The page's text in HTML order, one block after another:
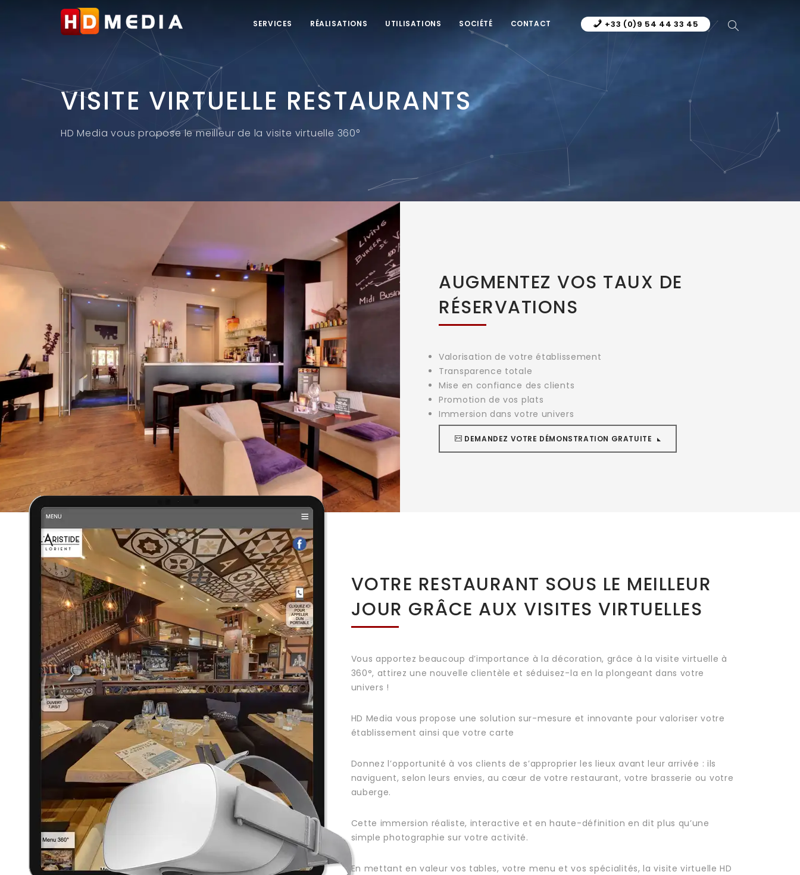
SERVICES RÉALISATIONS UTILISATIONS SOCIÉTÉ CONTACT +33 (0)9 54 44 33 45
VISITE VIRTUELLE RESTAURANTS
HD Media vous propose le meilleur de la visite virtuelle 360°
AUGMENTEZ VOS TAUX DE
RÉSERVATIONS
Valorisation de votre établissement
Transparence totale
Mise en confiance des clients
Promotion de vos plats
Immersion dans votre univers
DEMANDEZ VOTRE DÉMONSTRATION GRATUITE
VOTRE RESTAURANT SOUS LE MEILLEUR
JOUR GRÂCE AUX VISITES VIRTUELLES
Vous apportez beaucoup d’importance à la décoration, grâce à la visite virtuelle à
360°, attirez une nouvelle clientèle et séduisez-la en la plongeant dans votre
univers !
HD Media vous propose une solution sur-mesure et innovante pour valoriser votre
établissement ainsi que votre carte
Donnez l’opportunité à vos clients de s’approprier les lieux avant leur arrivée : ils
naviguent, selon leurs envies, au cœur de votre restaurant, votre brasserie ou votre
auberge.
Cette immersion réaliste, interactive et en haute-définition en dit plus qu’une
simple photographie sur votre activité.
En mettant en valeur vos tables, votre menu et vos spécialités, la visite virtuelle HD